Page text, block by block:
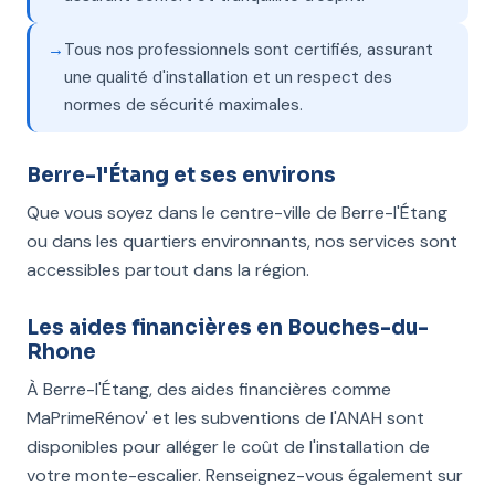
Tous nos professionnels sont certifiés, assurant
une qualité d'installation et un respect des
normes de sécurité maximales.
Berre-l'Étang et ses environs
Que vous soyez dans le centre-ville de Berre-l'Étang
ou dans les quartiers environnants, nos services sont
accessibles partout dans la région.
Les aides financières en Bouches-du-
Rhone
À Berre-l'Étang, des aides financières comme
MaPrimeRénov' et les subventions de l'ANAH sont
disponibles pour alléger le coût de l'installation de
votre monte-escalier. Renseignez-vous également sur